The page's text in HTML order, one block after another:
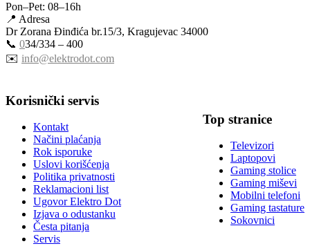
Pon–Pet: 08–16h
📍 Adresa
Dr Zorana Đinđića br.15/3, Kragujevac 34000
📞 034/334 – 400
✉️ info@elektrodot.com
Korisnički servis
Kontakt
Načini plaćanja
Rok isporuke
Uslovi korišćenja
Politika privatnosti
Reklamacioni list
Ugovor Elektro Dot
Izjava o odustanku
Česta pitanja
Servis
Top stranice
Televizori
Laptopovi
Gaming stolice
Gaming miševi
Mobilni telefoni
Gaming tastature
Sokovnici